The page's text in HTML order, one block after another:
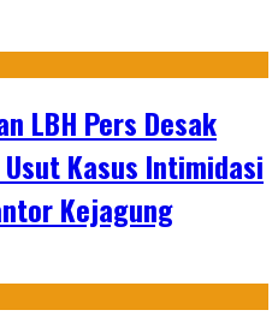
LBH Pers Desak
Kasus Intimidasi
Kejagung